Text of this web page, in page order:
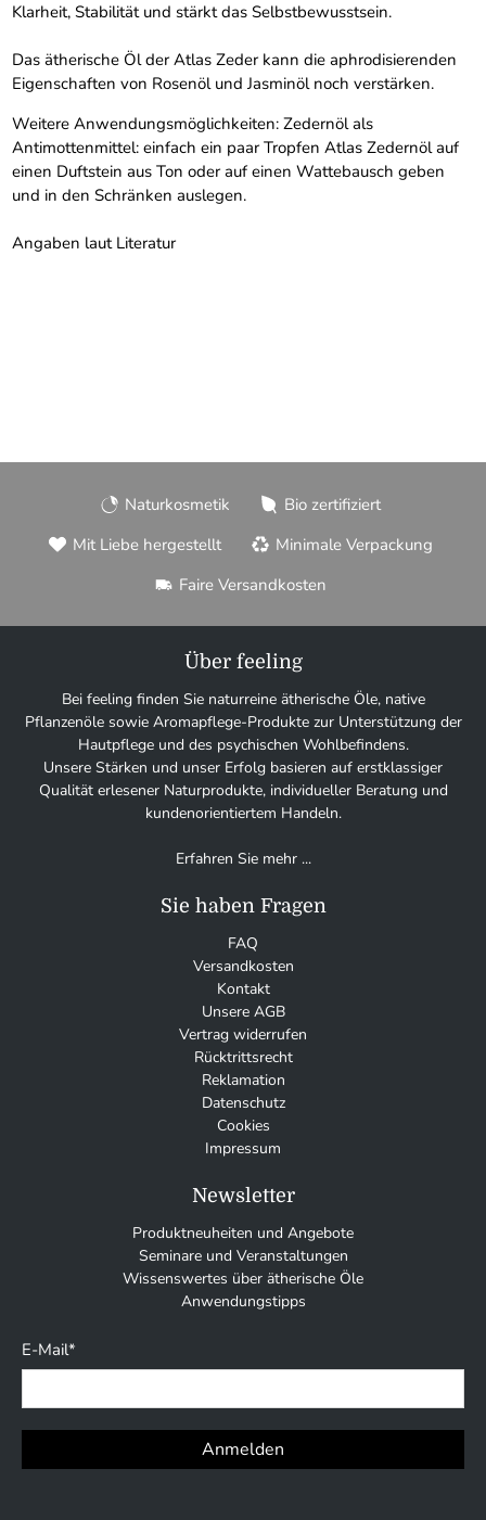
Klarheit, Stabilität und stärkt das Selbstbewusstsein.
Das ätherische Öl der Atlas Zeder kann die aphrodisierenden
Eigenschaften von Rosenöl und Jasminöl noch verstärken.
Weitere Anwendungsmöglichkeiten: Zedernöl als
Antimottenmittel: einfach ein paar Tropfen Atlas Zedernöl auf
einen Duftstein aus Ton oder auf einen Wattebausch geben
und in den Schränken auslegen.
Angaben laut Literatur
Naturkosmetik
Bio zertifiziert
Mit Liebe hergestellt
Minimale Verpackung
Faire Versandkosten
Über feeling
Bei feeling finden Sie naturreine ätherische Öle, native
Pflanzenöle sowie Aromapflege-Produkte zur Unterstützung der
Hautpflege und des psychischen Wohlbefindens.
Unsere Stärken und unser Erfolg basieren auf erstklassiger
Qualität erlesener Naturprodukte, individueller Beratung und
kundenorientiertem Handeln.
Erfahren Sie mehr ...
Sie haben Fragen
FAQ
Versandkosten
Kontakt
Unsere AGB
Vertrag widerrufen
Rücktrittsrecht
Reklamation
Datenschutz
Cookies
Impressum
Newsletter
Produktneuheiten und Angebote
Seminare und Veranstaltungen
Wissenswertes über ätherische Öle
Anwendungstipps
E-Mail*
Anmelden